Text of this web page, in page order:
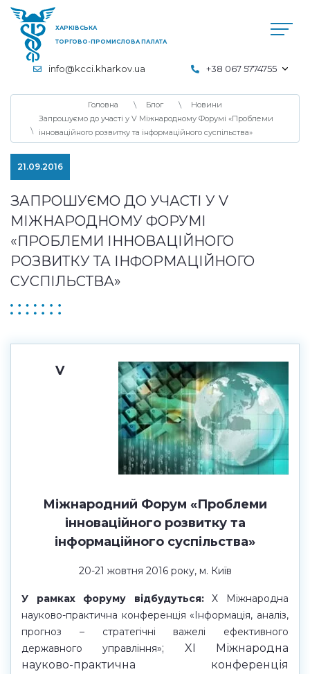
ХАРКІВСЬКА
ТОРГОВО-ПРОМИСЛОВА ПАЛАТА
info@kcci.kharkov.ua +38 067 5774755
Головна Блог
Новини
Запрошуємо до участі у V Міжнародному Форумі «Проблеми
інноваційного розвитку та інформаційного суспільства»
21.09.2016
ЗАПРОШУЄМО ДО УЧАСТІ У V
МІЖНАРОДНОМУ ФОРУМІ
«ПРОБЛЕМИ ІННОВАЦІЙНОГО
РОЗВИТКУ ТА ІНФОРМАЦІЙНОГО
СУСПІЛЬСТВА»
V
Міжнародний Форум «Проблеми
інноваційного розвитку та
інформаційного суспільства»
20-21 жовтня 2016 року, м. Київ
У рамках форуму відбудуться:Х Міжнародна
науково-практична конференція «Інформація, аналіз,
прогноз – стратегічні важелі ефективного
державного управління»; XI Міжнародна
науково-практична конференція